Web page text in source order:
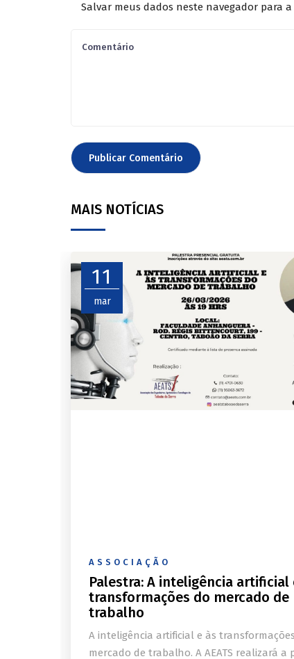
Salvar meus dados neste navegador para
MAIS NOTÍCIAS
11
mar
ASSOCIAÇÃO
Palestra: A inteligência artificial
transformações do mercado de
trabalho
A inteligência artificial e às
mercado de trabalho. A AEATS realizará a